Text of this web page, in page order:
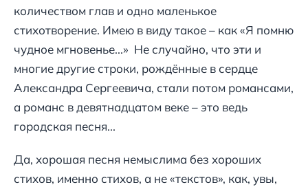
количеством глав и одно маленькое
стихотворение. Имею в виду такое – как «Я помню
чудное мгновенье...» Не случайно, что эти и
многие другие строки, рождённые в сердце
Александра Сергеевича, стали потом романсами,
а романс в девятнадцатом веке – это ведь
городская песня...
Да, хорошая песня немыслима без хороших
стихов, именно стихов, а не «текстов», как, увы,